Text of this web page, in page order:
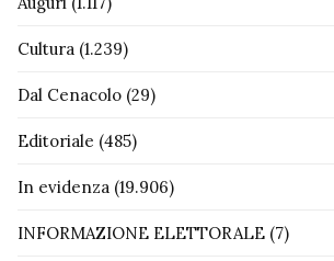
Cultura (1.239)
Dal Cenacolo (29)
Editoriale (485)
In evidenza (19.906)
INFORMAZIONE ELETTORALE (7)